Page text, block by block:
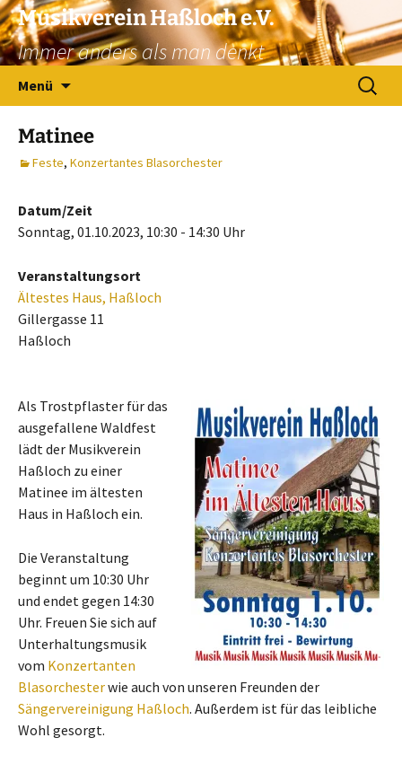
Zum
Inhalt
springen
Musikverein Haßloch e.V.
Immer anders als man denkt
Menü
Suchen
nach:
Matinee
Feste, Konzertantes Blasorchester
Datum/Zeit
Sonntag, 01.10.2023, 10:30 - 14:30 Uhr
Veranstaltungsort
Ältestes Haus, Haßloch
Gillergasse 11
Haßloch
Als Trostpflaster für das
ausgefallene Waldfest
lädt der Musikverein
Haßloch zu einer
Matinee im ältesten
Haus in Haßloch ein.
Die Veranstaltung
beginnt um 10:30 Uhr
und endet gegen 14:30
Uhr. Freuen Sie sich auf
Unterhaltungsmusik
vom Konzertanten
Blasorchesterwie auch von unseren Freunden der
Sängervereinigung Haßloch. Außerdem ist für das leibliche
Wohl gesorgt.